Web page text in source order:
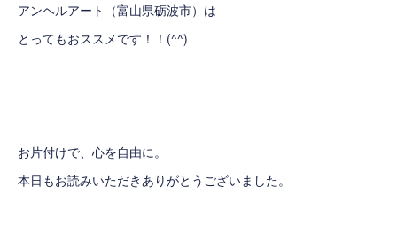
アンヘルアート （富山県砺波市）は
とってもおススメです！！(^^)
お片付けで、心を自由に。
本日もお読みいただきありがとうございました。